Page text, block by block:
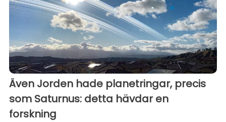
Även Jorden hade planetringar, precis
som Saturnus: detta hävdar en
forskning